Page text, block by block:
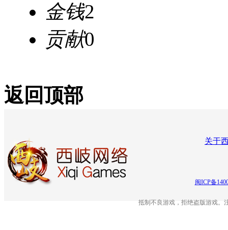
金钱2
贡献0
返回顶部
关于
闽ICP备
抵制不良游戏，拒绝盗版游戏。